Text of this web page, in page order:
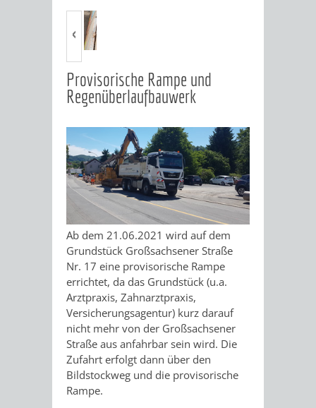
Provisorische Rampe und
Regenüberlaufbauwerk
Ab dem 21.06.2021 wird auf dem
Grundstück Großsachsener Straße
Nr. 17 eine provisorische Rampe
errichtet, da das Grundstück (u.a.
Arztpraxis, Zahnarztpraxis,
Versicherungsagentur) kurz darauf
nicht mehr von der Großsachsener
Straße aus anfahrbar sein wird. Die
Zufahrt erfolgt dann über den
Bildstockweg und die provisorische
Rampe.